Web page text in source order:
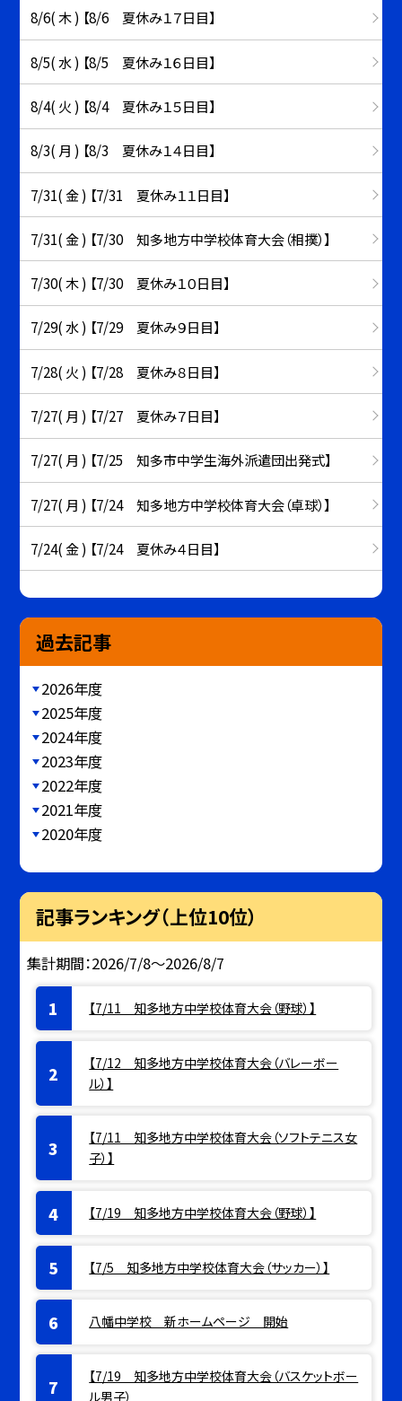
8/6( 木 ) 【8/6 夏休み１７日目】
8/5( 水 ) 【8/5 夏休み１６日目】
8/4( 火 ) 【8/4 夏休み１５日目】
8/3( 月 ) 【8/3 夏休み１４日目】
7/31( 金 ) 【7/31 夏休み１１日目】
7/31( 金 ) 【7/30 知多地方中学校体育大会（相撲）】
7/30( 木 ) 【7/30 夏休み１０日目】
7/29( 水 ) 【7/29 夏休み９日目】
7/28( 火 ) 【7/28 夏休み８日目】
7/27( 月 ) 【7/27 夏休み７日目】
7/27( 月 ) 【7/25 知多市中学生海外派遣団出発式】
7/27( 月 ) 【7/24 知多地方中学校体育大会（卓球）】
7/24( 金 ) 【7/24 夏休み４日目】
過去記事
2026年度
2025年度
2024年度
2023年度
2022年度
2021年度
2020年度
記事ランキング（上位10位）
集計期間：2026/7/8～2026/8/7
【7/11 知多地方中学校体育大会（野球）】
【7/12 知多地方中学校体育大会（バレーボー
ル）】
【7/11 知多地方中学校体育大会（ソフトテニス女
子）】
【7/19 知多地方中学校体育大会（野球）】
【7/5 知多地方中学校体育大会（サッカー）】
八幡中学校 新ホームページ 開始
【7/19 知多地方中学校体育大会（バスケットボー
ル男子）